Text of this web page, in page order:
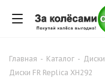
Главная - Каталог - Диски
Диски FR Replica XH292